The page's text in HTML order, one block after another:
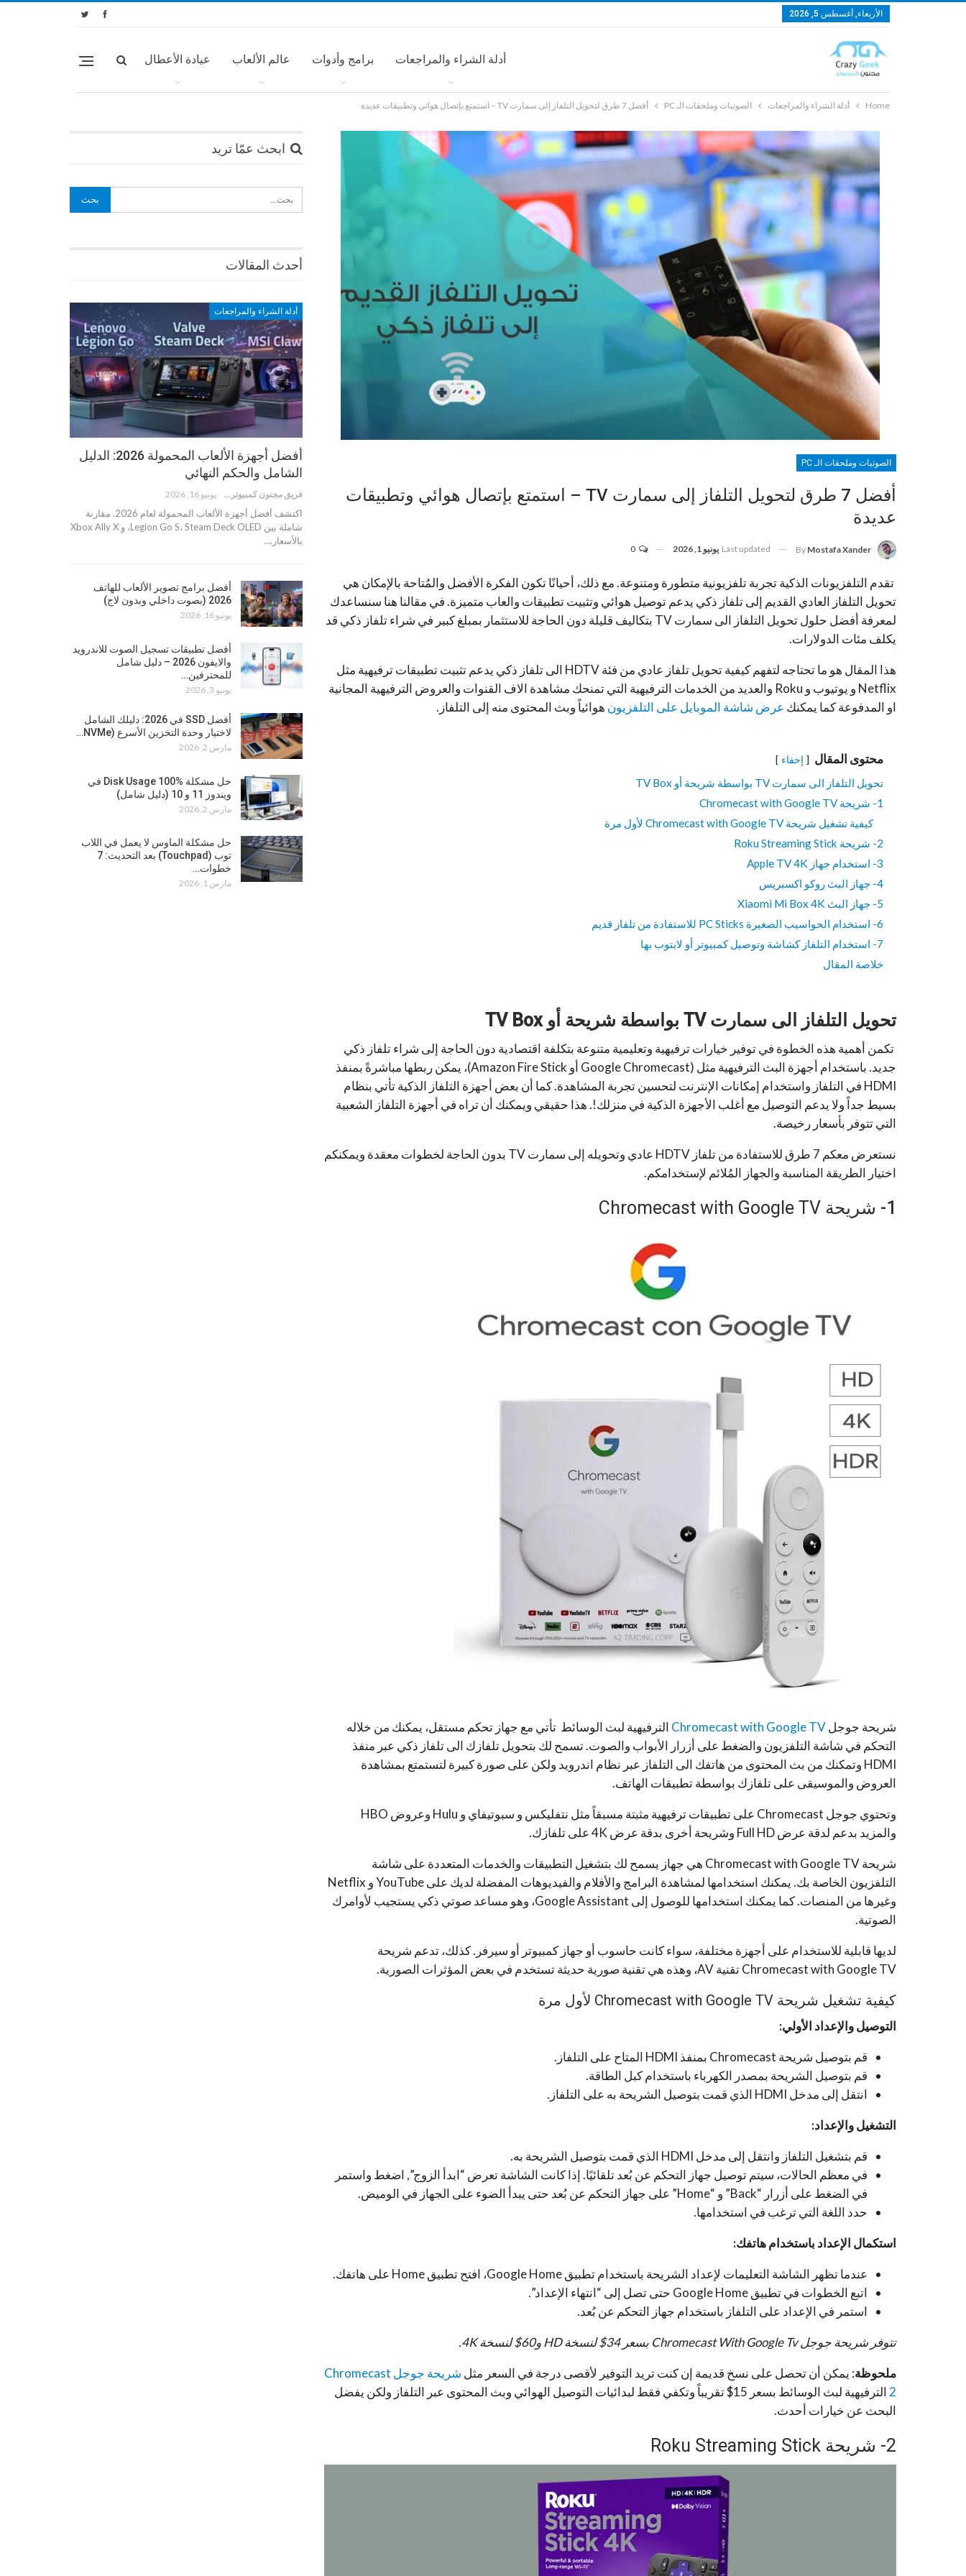
الأربعاء, أغسطس 5, 2026
أدلة الشراء والمراجعات برامج وأدوات عالم الألعاب عيادة الأعطال
Home أدلة الشراء والمراجعات الصوتيات وملحقات الـ PC أفضل 7 طرق لتحويل التلفاز إلى سمارت TV – استمتع بإتصال هوائي وتطبيقات عديدة
الصوتيات وملحقات الـ PC
أفضل 7 طرق لتحويل التلفاز إلى سمارت TV – استمتع بإتصال هوائي وتطبيقات
عديدة
By Mostafa Xander
Last updated يونيو 1, 2026
تقدم التلفزيونات الذكية تجربة تلفزيونية متطورة ومتنوعة. مع ذلك، أحيانًا تكون الفكرة الأفضل والمُتاحة بالإمكان هي
تحويل التلفاز العادي القديم إلى تلفاز ذكي يدعم توصيل هوائي وتثبيت تطبيقات والعاب متميزة. في مقالنا هنا سنساعدك
لمعرفة أفضل حلول تحويل التلفاز الى سمارت TV بتكاليف قليلة دون الحاجة للاستثمار بمبلغ كبير في شراء تلفاز ذكي قد
يكلف مئات الدولارات.
هذا المقال
هو ما تحتاجه لتفهم كيفية تحويل تلفاز عادي من فئة HDTV الى تلفاز ذكي يدعم تثبيت تطبيقات ترفيهية مثل
Netflix و يوتيوب و Roku والعديد من الخدمات الترفيهية التي تمنحك مشاهدة الاف القنوات والعروض الترفيهية المجانية
او المدفوعة كما يمكنك عرض شاشة الموبايل على التلفزيون هوائياً وبث المحتوى منه إلى التلفاز.
محتوى المقال إخفاء
تحويل التلفاز الى سمارت TV بواسطة شريحة أو TV Box
1- شريحة Chromecast with Google TV
كيفية تشغيل شريحة Chromecast with Google TV لأول مرة
2- شريحة Roku Streaming Stick
3- استخدام جهاز Apple TV 4K
4- جهاز البث روكو اكسبريس
5- جهاز البث Xiaomi Mi Box 4K
6- استخدام الحواسيب الصغيرة PC Sticks للاستفادة من تلفاز قديم
7- استخدام التلفاز كشاشة وتوصيل كمبيوتر أو لابتوب بها
خلاصة المقال
تحويل التلفاز الى سمارت TV بواسطة شريحة أو TV Box
تكمن أهمية هذه الخطوة في توفير خيارات ترفيهية وتعليمية متنوعة بتكلفة اقتصادية دون الحاجة إلى شراء تلفاز ذكي
جديد.
باستخدام أجهزة البث الترفيهية مثل (Google Chromecast أو Amazon Fire Stick)، يمكن ربطها مباشرةً بمنفذ
HDMI في التلفاز واستخدام إمكانات الإنترنت لتحسين تجربة المشاهدة. كما أن بعض أجهزة التلفاز الذكية تأتي بنظام
بسيط جداً ولا يدعم التوصيل مع أغلب الأجهزة الذكية في منزلك!. هذا حقيقي ويمكنك أن تراه في أجهزة التلفاز الشعبية
التي تتوفر بأسعار رخيصة.
نستعرض معكم 7 طرق للاستفادة من تلفاز HDTV عادي وتحويله إلى سمارت TV بدون الحاجة لخطوات معقدة ويمكنكم
اختيار الطريقة المناسبة والجهاز المُلائم لإستخدامكم.
1- شريحة Chromecast with Google TV
شريحة جوجلChromecast with Google TV الترفيهية لبث الوسائط تأتي مع جهاز تحكم مستقل، يمكنك من خلاله
التحكم في شاشة التلفزيون والضغط على أزرار الأبواب والصوت. تسمح لك بتحويل تلفازك الى تلفاز ذكي عبر منفذ
HDMI وتمكنك من بث المحتوى من هاتفك الى التلفاز عبر نظام اندرويد ولكن على صورة كبيرة لتستمتع بمشاهدة
العروض والموسيقى على تلفازك بواسطة تطبيقات الهاتف.
وتحتوي جوجل Chromecast على تطبيقات ترفيهية مثبتة مسبقاً مثل نتفليكس و سبوتيفاي و Hulu وعروض HBO
والمزيد بدعم لدقة عرض Full HD وشريحة أخرى بدقة عرض 4K على تلفازك.
شريحة Chromecast with Google TV هي جهاز يسمح لك بتشغيل التطبيقات والخدمات المتعددة على شاشة
التلفزيون الخاصة بك. يمكنك استخدامها لمشاهدة البرامج والأفلام والفيديوهات المفضلة لديك على YouTube و Netflix
وغيرها من المنصات. كما يمكنك استخدامها للوصول إلى Google Assistant، وهو مساعد صوتي ذكي يستجيب لأوامرك
الصوتية.
لديها قابلية للاستخدام على أجهزة مختلفة، سواء كانت حاسوب أو جهاز كمبيوتر أو سيرفر. كذلك، تدعم شريحة
Chromecast with Google TV تقنية AV، وهذه هي تقنية صورية حديثة تستخدم في بعض المؤثرات الصورية.
كيفية تشغيل شريحة Chromecast with Google TV لأول مرة
التوصيل والإعداد الأولي:
قم بتوصيل شريحة Chromecast بمنفذ HDMI المتاح على التلفاز.
قم بتوصيل الشريحة بمصدر الكهرباء باستخدام كبل الطاقة.
انتقل إلى مدخل HDMI الذي قمت بتوصيل الشريحة به على التلفاز.
التشغيل والإعداد:
قم بتشغيل التلفاز وانتقل إلى مدخل HDMI الذي قمت بتوصيل الشريحة به.
في معظم الحالات، سيتم توصيل جهاز التحكم عن بُعد تلقائيًا. إذا كانت الشاشة تعرض “ابدأ الزوج”, اضغط واستمر
في الضغط على أزرار “Back” و “Home” على جهاز التحكم عن بُعد حتى يبدأ الضوء على الجهاز في الوميض.
حدد اللغة التي ترغب في استخدامها.
استكمال الإعداد باستخدام هاتفك:
عندما تظهر الشاشة التعليمات لإعداد الشريحة باستخدام تطبيق Google Home، افتح تطبيق Home على هاتفك.
اتبع الخطوات في تطبيق Google Home حتى تصل إلى “انتهاء الإعداد”.
استمر في الإعداد على التلفاز باستخدام جهاز التحكم عن بُعد.
تتوفر شريحة جوجلChromecast With Google Tv بسعر 34$ لنسخة HD و60$ لنسخة 4K.
ملحوظة: يمكن أن تحصل على نسخ قديمة إن كنت تريد التوفير لأقصى درجة في السعر مثل
شريحة جوجل Chromecast
2
الترفيهية لبث الوسائط بسعر 15$ تقريباً وتكفي فقط لبدائيات التوصيل الهوائي وبث المحتوى عبر التلفاز ولكن يفضل
البحث عن خيارات أحدث.
2- شريحة Roku Streaming Stick
ابحث عمّا تريد
أحدث المقالات
أدلة الشراء والمراجعات
أفضل أجهزة الألعاب المحمولة 2026: الدليل
الشامل والحكم النهائي
فريق مجنون كمبيوتر يونيو 16, 2026
اكتشف أفضل أجهزة الألعاب المحمولة لعام 2026. مقارنة
شاملة بين Legion Go S، Steam Deck OLED، و Xbox Ally X
بالأسعار.…
أفضل برامج تصوير الألعاب للهاتف
2026 (بصوت داخلي وبدون لاج)
يونيو 16, 2026
أفضل تطبيقات تسجيل الصوت للاندرويد
والايفون 2026 – دليل شامل
للمحترفين…
يونيو 3, 2026
أفضل SSD في 2026: دليلك الشامل
لاختيار وحدة التخزين الأسرع (NVMe…
مارس 2, 2026
حل مشكلة Disk Usage 100% في
ويندوز 11 و 10 (دليل شامل)
مارس 2, 2026
حل مشكلة الماوس لا يعمل في اللاب
توب (Touchpad) بعد التحديث: 7
خطوات…
مارس 1, 2026